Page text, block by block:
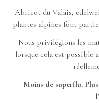
Abricot du Valais,
plantes alpines font
Nous privilégions les
lorsque cela est possible
Moins de superflu.